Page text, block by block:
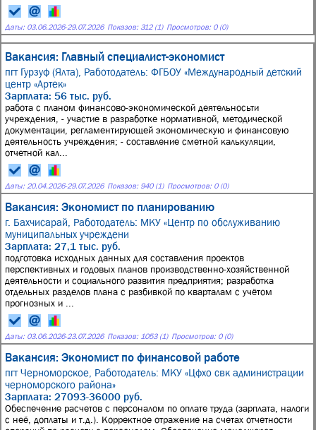
Даты: 03.06.2026-29.07.2026 Показов: 312 (1) Просмотров: 0 (0)
Вакансия: Главный специалист-экономист
пгт Гурзуф (Ялта), Работодатель: ФГБОУ «Международный детский
центр «Артек»
Зарплата: 56 тыс. руб.
работа с планом финансово-экономической деятельносьти
учреждения, - участие в разработке нормативной, методической
документации, регламентирующей экономическую и финансовую
деятельность учреждения; - составление сметной калькуляции,
отчетной кал...
Даты: 20.04.2026-29.07.2026 Показов: 940 (1) Просмотров: 0 (0)
Вакансия: Экономист по планированию
г. Бахчисарай, Работодатель: МКУ «Центр по обслуживанию
муниципальных учреждени
Зарплата: 27,1 тыс. руб.
подготовка исходных данных для составления проектов
перспективных и годовых планов производственно-хозяйственной
деятельности и социального развития предприятия; разработка
отдельных разделов плана с разбивкой по кварталам с учётом
прогнозных и ...
Даты: 03.06.2026-23.07.2026 Показов: 1053 (1) Просмотров: 0 (0)
Вакансия: Экономист по финансовой работе
пгт Черноморское, Работодатель: МКУ «Цфхо свк администрации
черноморского района»
Зарплата: 27093-36000 руб.
Обеспечение расчетов с персоналом по оплате труда (зарплата, налоги
с неё, доплаты и т.д.). Корректное отражение на счетах отчетности